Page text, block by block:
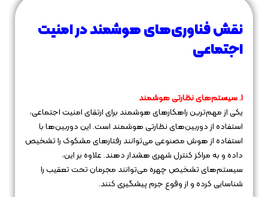
نقش فناوری‌های هوشمند در امنیت
اجتماعی
1. سیستم‌های نظارتی هوشمند
یکی از مهم‌ترین راهکارهای هوشمند برای ارتقای امنیت اجتماعی،
استفاده از دوربین‌های نظارتی هوشمند است. این دوربین‌ها با
استفاده از هوش مصنوعی می‌توانند رفتارهای مشکوک را تشخیص
داده و به مراکز کنترل شهری هشدار دهند. علاوه بر این،
سیستم‌های تشخیص چهره می‌توانند مجرمان تحت تعقیب را
شناسایی کرده و از وقوع جرم پیشگیری کنند.